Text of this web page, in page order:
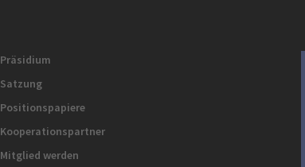
Präsidium
Satzung
Positionspapiere
Kooperationspartner
Mitglied werden